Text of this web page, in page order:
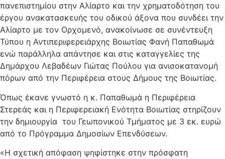
πανεπιστημίου στην Αλίαρτο και την χρηματοδότηση του
έργου ανακατασκευής του οδικού άξονα που συνδέει την
Αλίαρτο με τον Ορχομενό, ανακοίνωσε σε συνέντευξη
Τύπου η Αντιπεριφερειάρχης Βοιωτίας Φανή Παπαθωμά
ενώ παράλληλα απάντησε και στις καταγγελίες της
Δημάρχου Λεβαδέων Γιώτας Πούλου για ανισοκατανομή
πόρων από την Περιφέρεια στους Δήμους της Βοιωτίας.
Όπως έκανε γνωστό η κ. Παπαθωμά η Περιφέρεια
Στερεάς και η Περιφερειακή Ενότητα Βοιωτίας στηρίζουν
την δημιουργία του Γεωπονικού Τμήματος με 3 εκ. ευρώ
από το Πρόγραμμα Δημοσίων Επενδύσεων.
«Η σχετική απόφαση ψηφίστηκε στην πρόσφατη